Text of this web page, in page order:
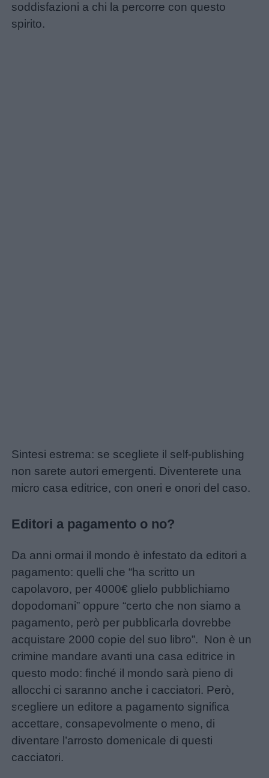
Unmute
19.12%
soddisfazioni a chi la percorre con questo
spirito.
Sintesi estrema: se scegliete il self-publishing
non sarete autori emergenti. Diventerete una
micro casa editrice, con oneri e onori del caso.
Editori a pagamento o no?
Da anni ormai il mondo è infestato da editori a
pagamento: quelli che “ha scritto un
capolavoro, per 4000€ glielo pubblichiamo
dopodomani” oppure “certo che non siamo a
pagamento, però per pubblicarla dovrebbe
acquistare 2000 copie del suo libro”. Non è un
crimine mandare avanti una casa editrice in
questo modo: finché il mondo sarà pieno di
allocchi ci saranno anche i cacciatori. Però,
scegliere un editore a pagamento significa
accettare, consapevolmente o meno, di
diventare l’arrosto domenicale di questi
cacciatori.